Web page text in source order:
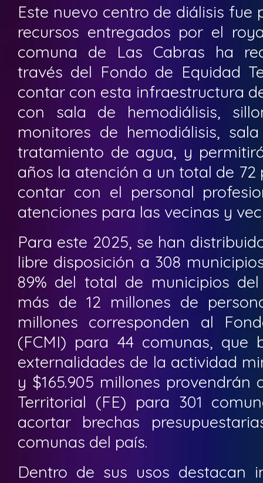
Este nuevo centro de diálisis fue
recursos entregados por el
comuna de Las Cabras ha
través del Fondo de Equidad
contar con esta infraestructura
con sala de hemodiálisis,
monitores de hemodiálisis,
tratamiento de agua, y
años la atención a un total de 72
contar con el personal
atenciones para las vecinas y
Para este 2025, se han
libre disposición a 308
89% del total de municipios
más de 12 millones de
millones corresponden al
(FCMI) para 44 comunas, que
externalidades de la actividad
y $165.905 millones provendrán
Territorial (FE) para 301
acortar brechas
comunas del país.
Dentro de sus usos destacan